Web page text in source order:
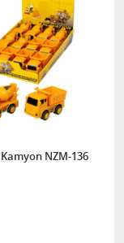
Sürtmeli Kamyon NZM-136